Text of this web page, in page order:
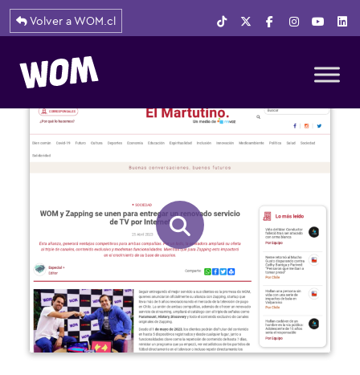
Volver a WOM.cl
Navegación principal